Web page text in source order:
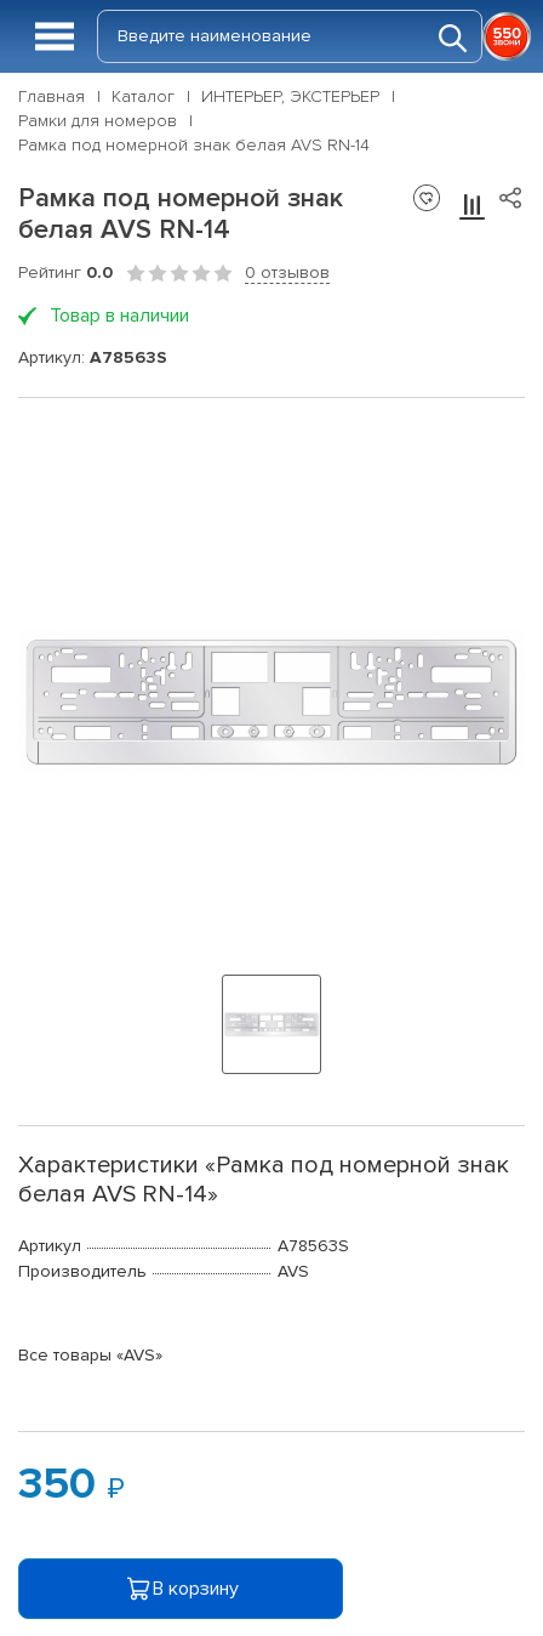
Главная Каталог
ИНТЕРЬЕР, ЭКСТЕРЬЕР
Рамки для номеров
Рамка под номерной знак белая AVS RN-14
Рамка под номерной знак
белая AVS RN-14
Рейтинг 0.0 0 отзывов
Товар в наличии
Артикул: A78563S
Характеристики «Рамка под номерной знак
белая AVS RN-14»
Артикул
A78563S
Производитель
AVS
Все товары «AVS»
350
В корзину